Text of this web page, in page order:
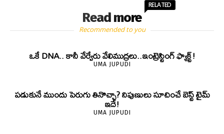
Read more
RELATED
Recommended to you
ఒకే DNA.. కానీ వేర్వేరు వేలిముద్రలు..ఇంట్రెస్టింగ్ ఫ్యాక్ట్!
UMA JUPUDI
పడుకునే ముందు పెరుగు తినొచ్చా? నిపుణులు సూచించే బెస్ట్ టైమ్
ఇదే!
UMA JUPUDI